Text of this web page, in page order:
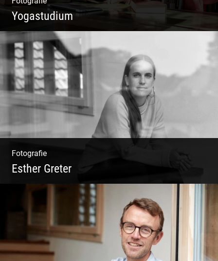
Yogastudium
Philosophie | Asana | Yogapraxis
Fotografie
Esther Greter
Coaching, Frauenkreise, Trantric Yoga: